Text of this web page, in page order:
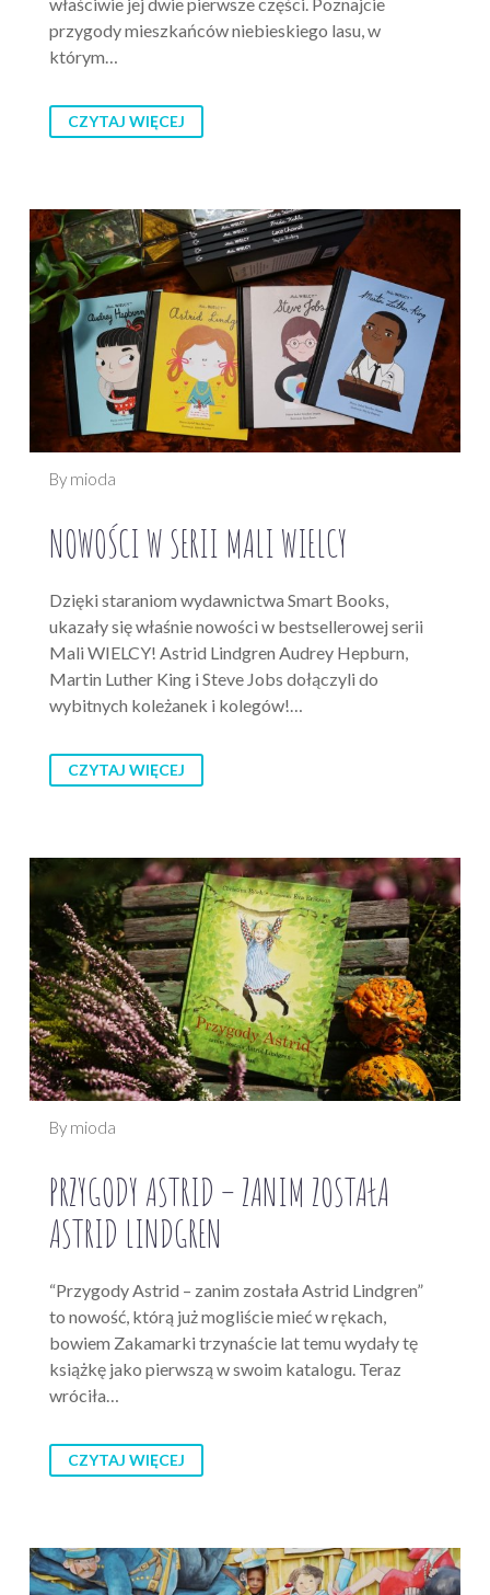
przygody mieszkańców niebieskiego lasu, w
którym…
CZYTAJ WIĘCEJ
By mioda
NOWOŚCI W SERII MALI WIELCY
Dzięki staraniom wydawnictwa Smart Books,
ukazały się właśnie nowości w bestsellerowej serii
Mali WIELCY! Astrid Lindgren Audrey Hepburn,
Martin Luther King i Steve Jobs dołączyli do
wybitnych koleżanek i kolegów!…
CZYTAJ WIĘCEJ
By mioda
PRZYGODY ASTRID – ZANIM ZOSTAŁA
ASTRID LINDGREN
“Przygody Astrid – zanim została Astrid Lindgren”
to nowość, którą już mogliście mieć w rękach,
bowiem Zakamarki trzynaście lat temu wydały tę
książkę jako pierwszą w swoim katalogu. Teraz
wróciła…
CZYTAJ WIĘCEJ